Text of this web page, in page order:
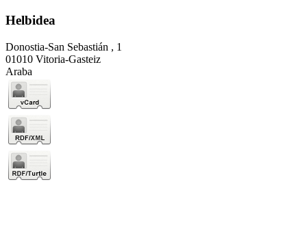
Helbidea
Donostia-San Sebastián , 1
01010 Vitoria-Gasteiz
Araba